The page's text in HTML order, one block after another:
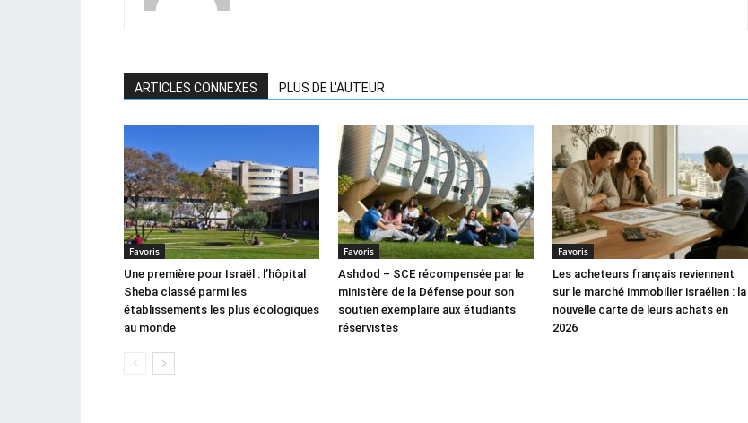
ARTICLES CONNEXES PLUS DE L'AUTEUR
Favoris
Une première pour Israël : l’hôpital
Sheba classé parmi les
établissements les plus écologiques
au monde
Favoris
Ashdod – SCE récompensée par le
ministère de la Défense pour son
soutien exemplaire aux étudiants
réservistes
Favoris
Les acheteurs français reviennent
sur le marché immobilier israélien : la
nouvelle carte de leurs achats en
2026